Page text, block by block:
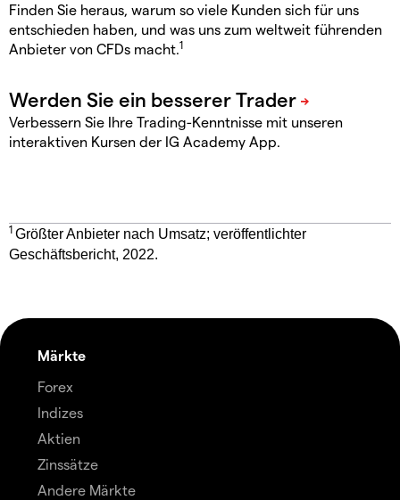
Finden Sie heraus, warum so viele Kunden sich für uns
entschieden haben, und was uns zum weltweit führenden
Anbieter von CFDs macht.1
Verbessern Sie Ihre Trading-Kenntnisse mit unseren
interaktiven Kursen der IG Academy App.
1 Größter Anbieter nach Umsatz; veröffentlichter
Geschäftsbericht, 2022.
Märkte
Forex
Indizes
Aktien
Zinssätze
Andere Märkte